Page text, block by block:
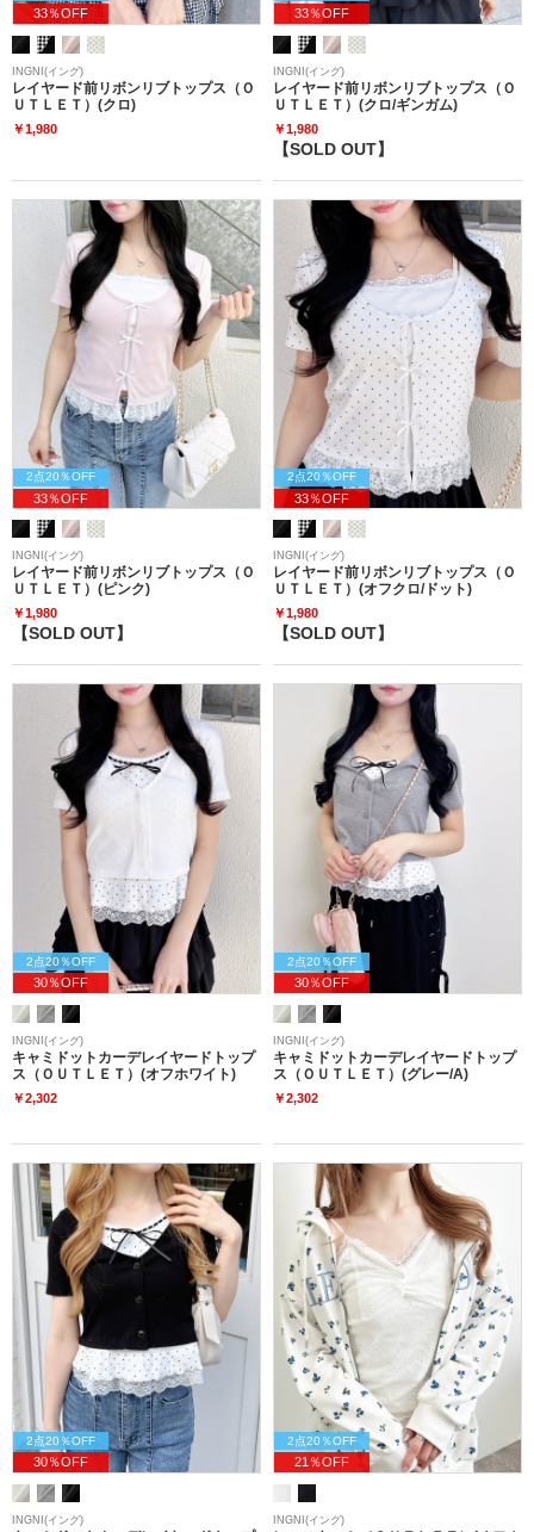
33％OFF
INGNI(イング)
レイヤード前リボンリブトップス（Ｏ
ＵＴＬＥＴ）(クロ)
￥1,980
33％OFF
INGNI(イング)
レイヤード前リボンリブトップス（Ｏ
ＵＴＬＥＴ）(クロ/ギンガム)
￥1,980
【SOLD OUT】
2点20％OFF
33％OFF
INGNI(イング)
レイヤード前リボンリブトップス（Ｏ
ＵＴＬＥＴ）(ピンク)
￥1,980
【SOLD OUT】
2点20％OFF
33％OFF
INGNI(イング)
レイヤード前リボンリブトップス（Ｏ
ＵＴＬＥＴ）(オフクロ/ドット)
￥1,980
【SOLD OUT】
2点20％OFF
30％OFF
INGNI(イング)
キャミドットカーデレイヤードトップ
ス（ＯＵＴＬＥＴ）(オフホワイト)
￥2,302
2点20％OFF
30％OFF
INGNI(イング)
キャミドットカーデレイヤードトップ
ス（ＯＵＴＬＥＴ）(グレー/A)
￥2,302
2点20％OFF
30％OFF
INGNI(イング)
2点20％OFF
21％OFF
INGNI(イング)